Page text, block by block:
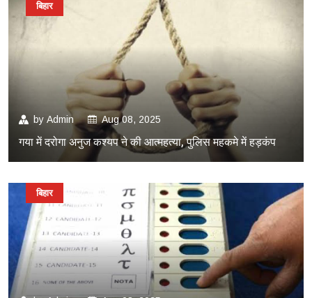
by Admin Aug 08, 2025
गया में दरोगा अनुज कश्यप ने की आत्महत्या, पुलिस महकमे में हड़कंप
बिहार
बिहार